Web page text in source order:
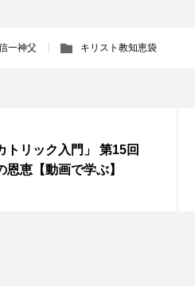
一神父 キリスト教知恵袋
トリック入門」 第15回
恩恵【動画で学ぶ】